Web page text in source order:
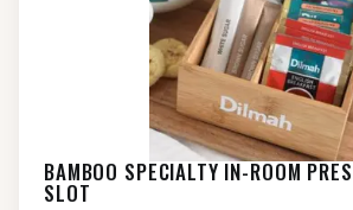
BAMBOO SPECIALTY IN-ROOM
SLOT